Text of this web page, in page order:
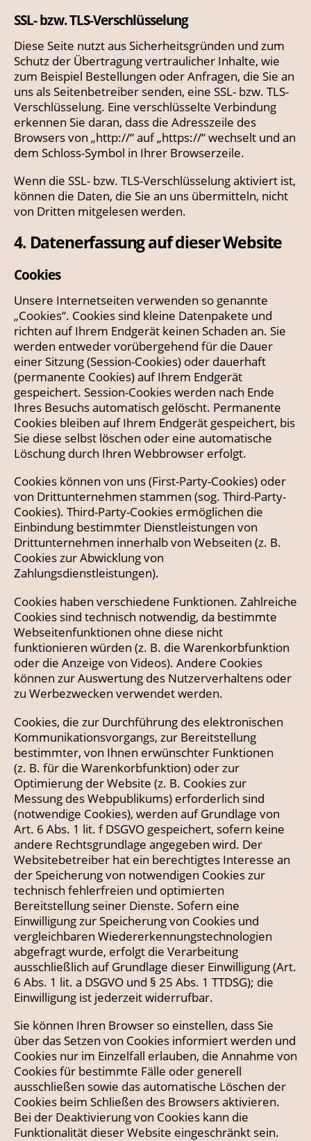
SSL- bzw. TLS-Verschlüsselung
Diese Seite nutzt aus Sicherheitsgründen und zum
Schutz der Übertragung vertraulicher Inhalte, wie
zum Beispiel Bestellungen oder Anfragen, die Sie an
uns als Seitenbetreiber senden, eine SSL- bzw. TLS-
Verschlüsselung. Eine verschlüsselte Verbindung
erkennen Sie daran, dass die Adresszeile des
Browsers von „http://“ auf „https://“ wechselt und an
dem Schloss-Symbol in Ihrer Browserzeile.
Wenn die SSL- bzw. TLS-Verschlüsselung aktiviert ist,
können die Daten, die Sie an uns übermitteln, nicht
von Dritten mitgelesen werden.
4. Datenerfassung auf dieser Website
Cookies
Unsere Internetseiten verwenden so genannte
„Cookies“. Cookies sind kleine Datenpakete und
richten auf Ihrem Endgerät keinen Schaden an. Sie
werden entweder vorübergehend für die Dauer
einer Sitzung (Session-Cookies) oder dauerhaft
(permanente Cookies) auf Ihrem Endgerät
gespeichert. Session-Cookies werden nach Ende
Ihres Besuchs automatisch gelöscht. Permanente
Cookies bleiben auf Ihrem Endgerät gespeichert, bis
Sie diese selbst löschen oder eine automatische
Löschung durch Ihren Webbrowser erfolgt.
Cookies können von uns (First-Party-Cookies) oder
von Drittunternehmen stammen (sog. Third-Party-
Cookies). Third-Party-Cookies ermöglichen die
Einbindung bestimmter Dienstleistungen von
Drittunternehmen innerhalb von Webseiten (z. B.
Cookies zur Abwicklung von
Zahlungsdienstleistungen).
Cookies haben verschiedene Funktionen. Zahlreiche
Cookies sind technisch notwendig, da bestimmte
Webseitenfunktionen ohne diese nicht
funktionieren würden (z. B. die Warenkorbfunktion
oder die Anzeige von Videos). Andere Cookies
können zur Auswertung des Nutzerverhaltens oder
zu Werbezwecken verwendet werden.
Cookies, die zur Durchführung des elektronischen
Kommunikationsvorgangs, zur Bereitstellung
bestimmter, von Ihnen erwünschter Funktionen
(z. B. für die Warenkorbfunktion) oder zur
Optimierung der Website (z. B. Cookies zur
Messung des Webpublikums) erforderlich sind
(notwendige Cookies), werden auf Grundlage von
Art. 6 Abs. 1 lit. f DSGVO gespeichert, sofern keine
andere Rechtsgrundlage angegeben wird. Der
Websitebetreiber hat ein berechtigtes Interesse an
der Speicherung von notwendigen Cookies zur
technisch fehlerfreien und optimierten
Bereitstellung seiner Dienste. Sofern eine
Einwilligung zur Speicherung von Cookies und
vergleichbaren Wiedererkennungstechnologien
abgefragt wurde, erfolgt die Verarbeitung
ausschließlich auf Grundlage dieser Einwilligung (Art.
6 Abs. 1 lit. a DSGVO und § 25 Abs. 1 TTDSG); die
Einwilligung ist jederzeit widerrufbar.
Sie können Ihren Browser so einstellen, dass Sie
über das Setzen von Cookies informiert werden und
Cookies nur im Einzelfall erlauben, die Annahme von
Cookies für bestimmte Fälle oder generell
ausschließen sowie das automatische Löschen der
Cookies beim Schließen des Browsers aktivieren.
Bei der Deaktivierung von Cookies kann die
Funktionalität dieser Website eingeschränkt sein.